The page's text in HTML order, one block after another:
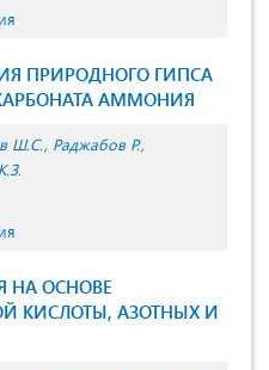
ПРИРОДНОГО ГИПСА
АММОНИЯ
Ш.С. Раджабов Р.
НА ОСНОВЕ
КИСЛОТЫ, АЗОТНЫХ И